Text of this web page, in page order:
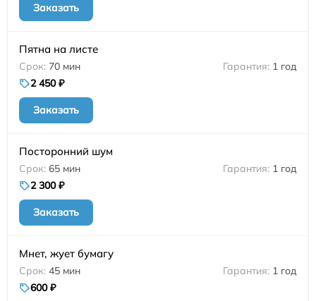
Заказать
Пятна на листе
70 мин
1 год
2 450 ₽
Заказать
Посторонний шум
65 мин
1 год
2 300 ₽
Заказать
Мнет, жует бумагу
45 мин
1 год
600 ₽